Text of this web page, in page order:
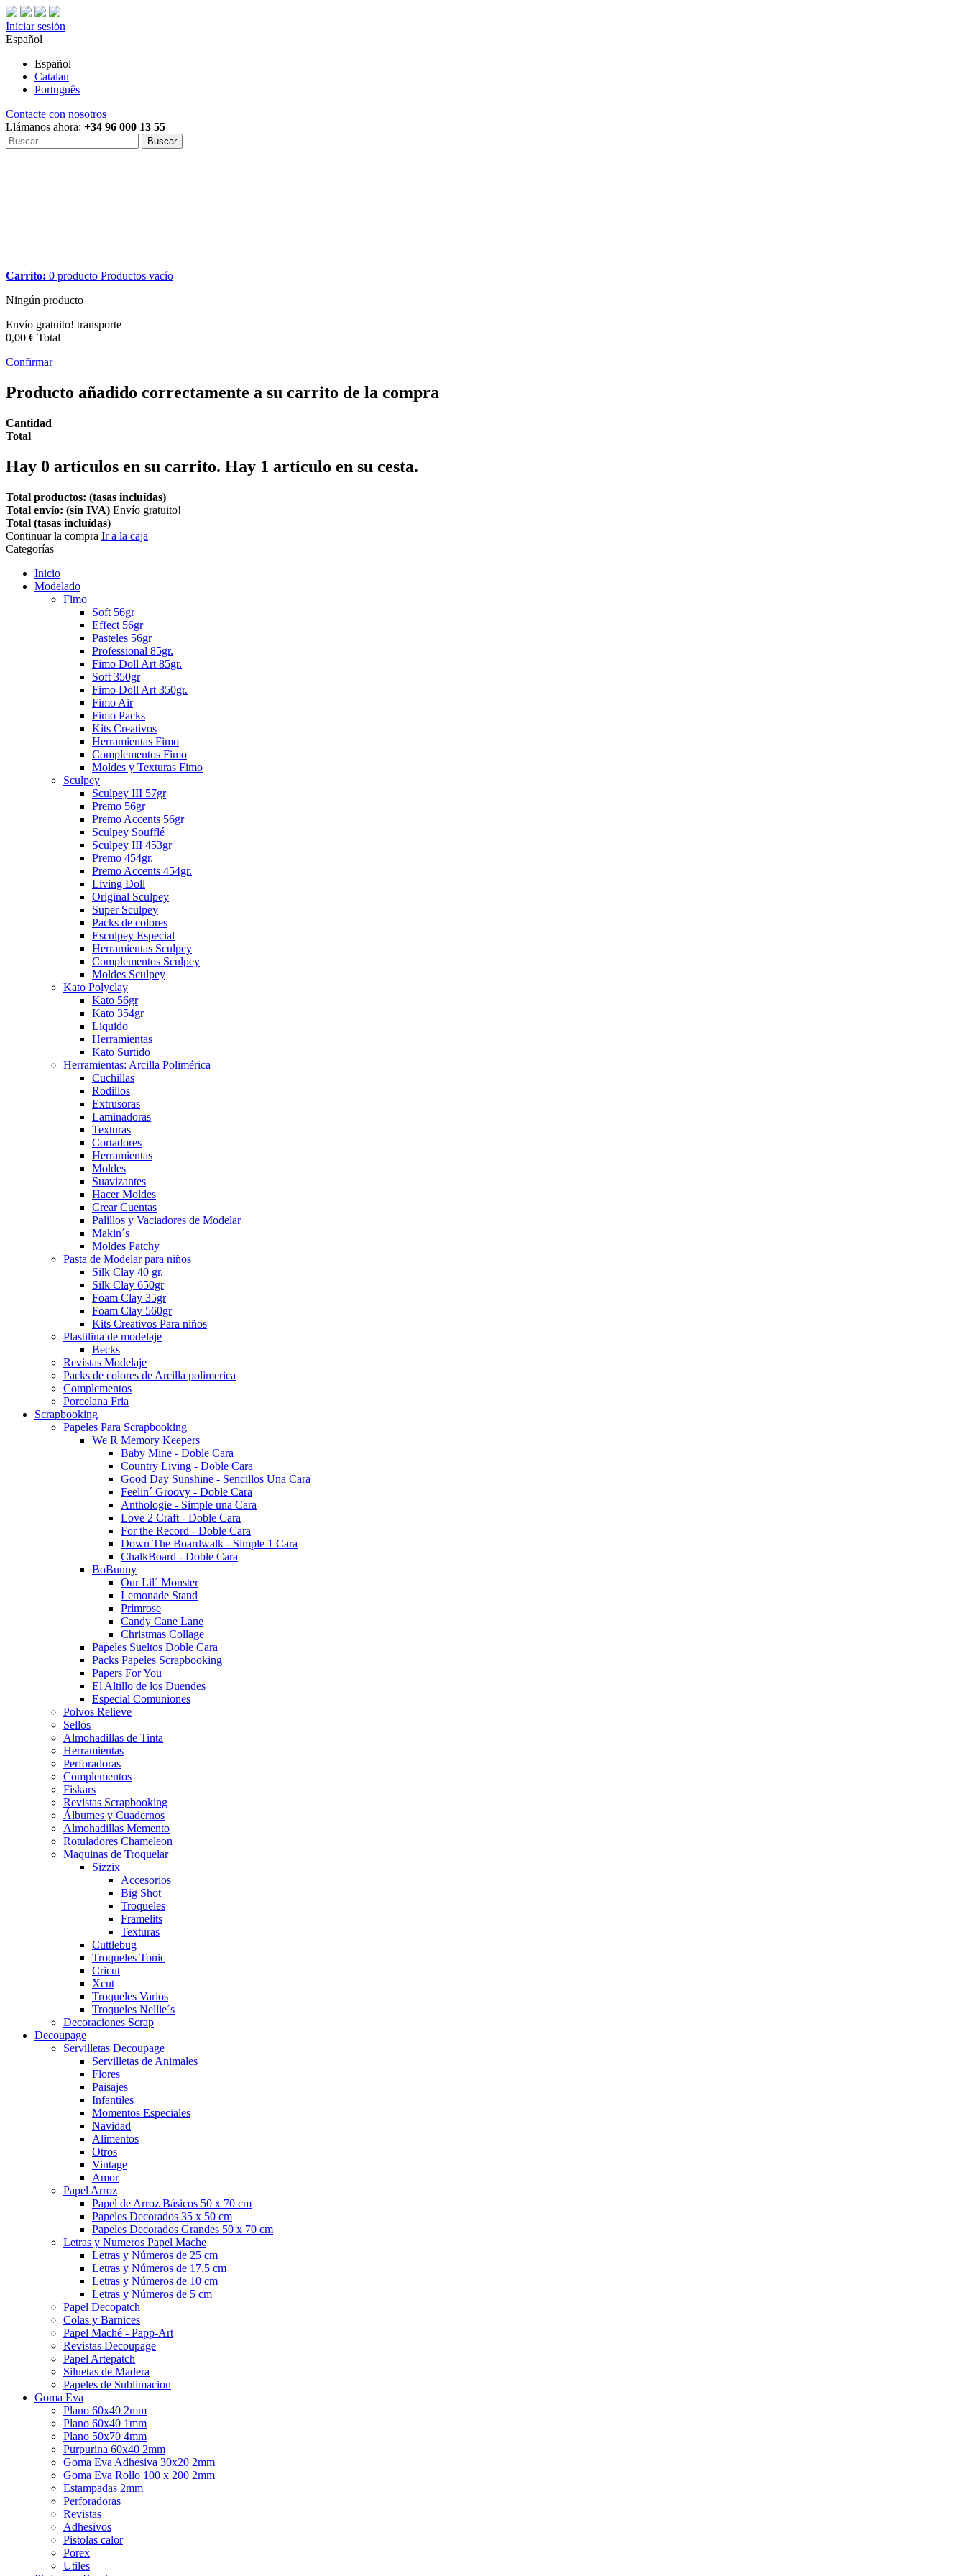
Iniciar sesión
Español
Español
Catalan
Português
Contacte con nosotros
Llámanos ahora: +34 96 000 13 55
Buscar
Carrito: 0 producto Productos vacío
Ningún producto
Envío gratuito! transporte
0,00 € Total
Confirmar
Producto añadido correctamente a su carrito de la compra
Cantidad
Total
Hay 0 artículos en su carrito. Hay 1 artículo en su cesta.
Total productos: (tasas incluídas)
Total envío: (sin IVA) Envío gratuito!
Total (tasas incluídas)
Continuar la compra Ir a la caja
Categorías
Inicio
Modelado
Fimo
Soft 56gr
Effect 56gr
Pasteles 56gr
Professional 85gr.
Fimo Doll Art 85gr.
Soft 350gr
Fimo Doll Art 350gr.
Fimo Air
Fimo Packs
Kits Creativos
Herramientas Fimo
Complementos Fimo
Moldes y Texturas Fimo
Sculpey
Sculpey III 57gr
Premo 56gr
Premo Accents 56gr
Sculpey Soufflé
Sculpey III 453gr
Premo 454gr.
Premo Accents 454gr.
Living Doll
Original Sculpey
Super Sculpey
Packs de colores
Esculpey Especial
Herramientas Sculpey
Complementos Sculpey
Moldes Sculpey
Kato Polyclay
Kato 56gr
Kato 354gr
Liquido
Herramientas
Kato Surtido
Herramientas: Arcilla Polimérica
Cuchillas
Rodillos
Extrusoras
Laminadoras
Texturas
Cortadores
Herramientas
Moldes
Suavizantes
Hacer Moldes
Crear Cuentas
Palillos y Vaciadores de Modelar
Makin´s
Moldes Patchy
Pasta de Modelar para niños
Silk Clay 40 gr.
Silk Clay 650gr
Foam Clay 35gr
Foam Clay 560gr
Kits Creativos Para niños
Plastilina de modelaje
Becks
Revistas Modelaje
Packs de colores de Arcilla polimerica
Complementos
Porcelana Fria
Scrapbooking
Papeles Para Scrapbooking
We R Memory Keepers
Baby Mine - Doble Cara
Country Living - Doble Cara
Good Day Sunshine - Sencillos Una Cara
Feelin´ Groovy - Doble Cara
Anthologie - Simple una Cara
Love 2 Craft - Doble Cara
For the Record - Doble Cara
Down The Boardwalk - Simple 1 Cara
ChalkBoard - Doble Cara
BoBunny
Our Lil´ Monster
Lemonade Stand
Primrose
Candy Cane Lane
Christmas Collage
Papeles Sueltos Doble Cara
Packs Papeles Scrapbooking
Papers For You
El Altillo de los Duendes
Especial Comuniones
Polvos Relieve
Sellos
Almohadillas de Tinta
Herramientas
Perforadoras
Complementos
Fiskars
Revistas Scrapbooking
Álbumes y Cuadernos
Almohadillas Memento
Rotuladores Chameleon
Maquinas de Troquelar
Sizzix
Accesorios
Big Shot
Troqueles
Framelits
Texturas
Cuttlebug
Troqueles Tonic
Cricut
Xcut
Troqueles Varios
Troqueles Nellie´s
Decoraciones Scrap
Decoupage
Servilletas Decoupage
Servilletas de Animales
Flores
Paisajes
Infantiles
Momentos Especiales
Navidad
Alimentos
Otros
Vintage
Amor
Papel Arroz
Papel de Arroz Básicos 50 x 70 cm
Papeles Decorados 35 x 50 cm
Papeles Decorados Grandes 50 x 70 cm
Letras y Numeros Papel Mache
Letras y Números de 25 cm
Letras y Números de 17,5 cm
Letras y Números de 10 cm
Letras y Números de 5 cm
Papel Decopatch
Colas y Barnices
Papel Maché - Papp-Art
Revistas Decoupage
Papel Artepatch
Siluetas de Madera
Papeles de Sublimacion
Goma Eva
Plano 60x40 2mm
Plano 60x40 1mm
Plano 50x70 4mm
Purpurina 60x40 2mm
Goma Eva Adhesiva 30x20 2mm
Goma Eva Rollo 100 x 200 2mm
Estampadas 2mm
Perforadoras
Revistas
Adhesivos
Pistolas calor
Porex
Utiles